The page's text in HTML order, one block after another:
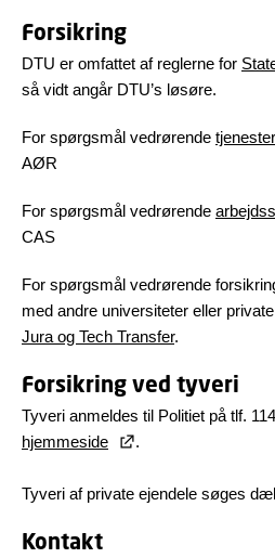
Forsikring
DTU er omfattet af reglerne for
så vidt angår DTU’s løsøre.
For spørgsmål vedrørende
AØR
For spørgsmål vedrørende
CAS
For spørgsmål vedrørende
med andre universiteter eller
Jura og Tech Transfer.
Forsikring ved tyveri
Tyveri anmeldes til Politiet på tlf.
hjemmeside
.
Tyveri af private ejendele søges
Kontakt